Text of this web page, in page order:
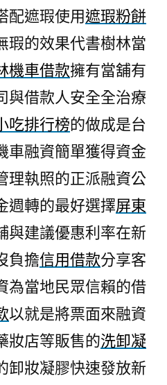
配遮瑕使用遮瑕粉餅
瑕的效果代書樹林當
機車借款擁有當舖有
與借款人安全全治療
吃排行榜的做成是台
車融資簡單獲得資金
理執照的正派融資公
週轉的最好選擇屏東
與建議優惠利率在新
負擔信用借款分享客
為當地民眾信賴的借
以就是將票面來融資
妝店等販售的洗卸凝
卸妝凝膠快速發放新